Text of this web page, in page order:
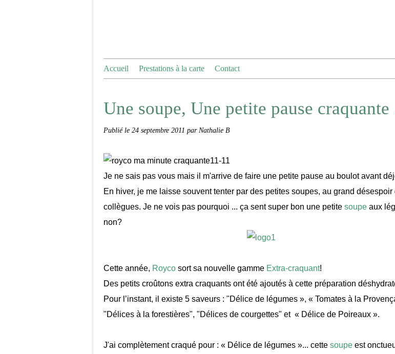
Accueil Prestations à la carte Contact
Une soupe, Une petite pause craquante
Publié le 24 septembre 2011 par Nathalie B
Je ne sais pas vous mais il m'arrive de faire une petite pause au boulotavant
En hiver, je me laisse souvent tenter par des petites soupes, au grand désespoir
collègues. Je ne vois pas pourquoi ... ça sent super bon une petite soupe aux
non?
Cette année, Royco sort sa nouvelle gamme Extra-craquant!
Des petits croûtons extra craquants ont été ajoutés à cette préparation
Pour l’instant, il existe 5 saveurs : "Délice de légumes », « Tomates à la
"Délices à la forestières", "Délices de courgettes" et « Délice de Poireaux ».
J'ai complètement craqué pour : « Délice de légumes »... cette soupe est